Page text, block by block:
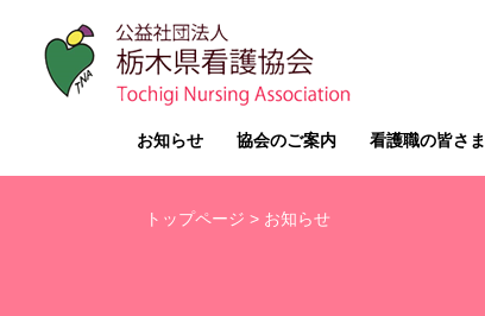
お知らせ 協会のご案内 看護職の皆さま
トップページ > お知らせ